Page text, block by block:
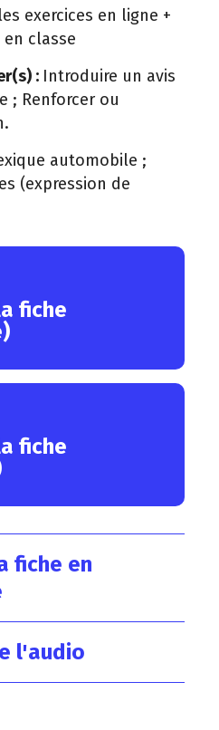
exercices en ligne +
classe
: Introduire un avis
; Renforcer ou
automobile ;
(expression de
fiche
fiche
fiche en
l'audio